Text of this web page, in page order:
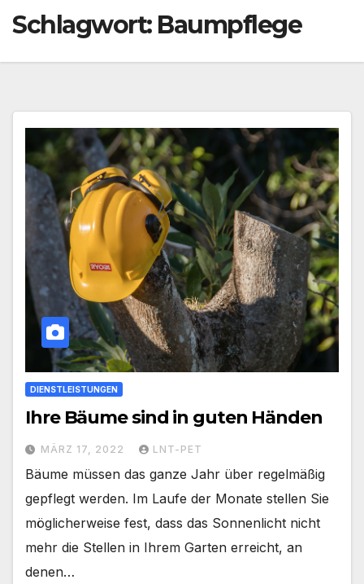
Schlagwort: Baumpflege
DIENSTLEISTUNGEN
Ihre Bäume sind in guten Händen
MÄRZ 17, 2022 LNT-PET
Bäume müssen das ganze Jahr über regelmäßig
gepflegt werden. Im Laufe der Monate stellen Sie
möglicherweise fest, dass das Sonnenlicht nicht
mehr die Stellen in Ihrem Garten erreicht, an
denen…